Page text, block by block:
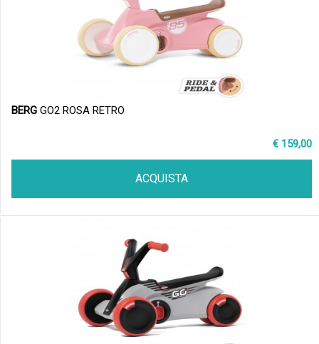
BERG GO2 ROSA RETRO
€ 159,00
ACQUISTA